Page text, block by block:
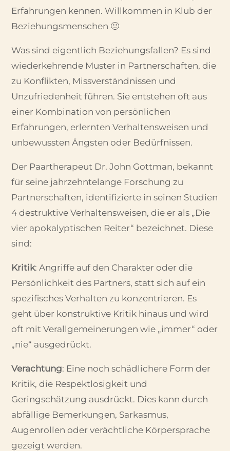
Erfahrungen kennen. Willkommen in Klub der
Beziehungsmenschen 🙂
Was sind eigentlich Beziehungsfallen? Es sind
wiederkehrende Muster in Partnerschaften, die
zu Konflikten, Missverständnissen und
Unzufriedenheit führen. Sie entstehen oft aus
einer Kombination von persönlichen
Erfahrungen, erlernten Verhaltensweisen und
unbewussten Ängsten oder Bedürfnissen.
Der Paartherapeut Dr. John Gottman, bekannt
für seine jahrzehntelange Forschung zu
Partnerschaften, identifizierte in seinen Studien
4 destruktive Verhaltensweisen, die er als „Die
vier apokalyptischen Reiter“ bezeichnet. Diese
sind:
Kritik: Angriffe auf den Charakter oder die
Persönlichkeit des Partners, statt sich auf ein
spezifisches Verhalten zu konzentrieren. Es
geht über konstruktive Kritik hinaus und wird
oft mit Verallgemeinerungen wie „immer“ oder
„nie“ ausgedrückt.
Verachtung: Eine noch schädlichere Form der
Kritik, die Respektlosigkeit und
Geringschätzung ausdrückt. Dies kann durch
abfällige Bemerkungen, Sarkasmus,
Augenrollen oder verächtliche Körpersprache
gezeigt werden.